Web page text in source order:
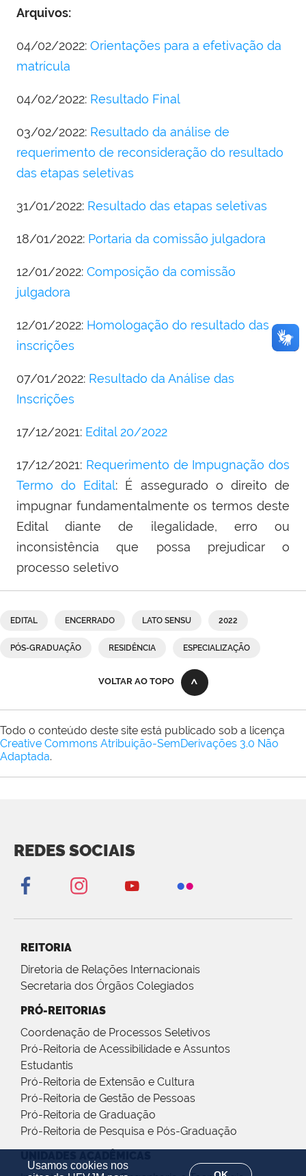
Usamos cookies nos
Arquivos:
04/02/2022: Orientações para a efetivação da
matrícula
04/02/2022: Resultado Final
03/02/2022: Resultado da análise de
requerimento de reconsideração do resultado
das etapas seletivas
31/01/2022: Resultado das etapas seletivas
18/01/2022: Portaria da comissão julgadora
12/01/2022: Composição da comissão
julgadora
12/01/2022: Homologação do resultado das
inscrições
07/01/2022: Resultado da Análise das
Inscrições
17/12/2021: Edital 20/2022
17/12/2021: Requerimento de Impugnação dos
Termo do Edital: É assegurado o direito de
impugnar fundamentalmente os termos deste
Edital diante de ilegalidade, erro ou
inconsistência que possa prejudicar o
processo seletivo
EDITAL ENCERRADO LATO SENSU 2022
PÓS-GRADUAÇÃO RESIDÊNCIA ESPECIALIZAÇÃO
VOLTAR AO TOPO
Todo o conteúdo deste site está publicado sob a licença
Creative Commons Atribuição-SemDerivações 3.0 Não
Adaptada.
REDES SOCIAIS
REITORIA
Diretoria de Relações Internacionais
Secretaria dos Órgãos Colegiados
PRÓ-REITORIAS
Coordenação de Processos Seletivos
Pró-Reitoria de Acessibilidade e Assuntos
Estudantis
Pró-Reitoria de Extensão e Cultura
Pró-Reitoria de Gestão de Pessoas
Pró-Reitoria de Graduação
Pró-Reitoria de Pesquisa e Pós-Graduação